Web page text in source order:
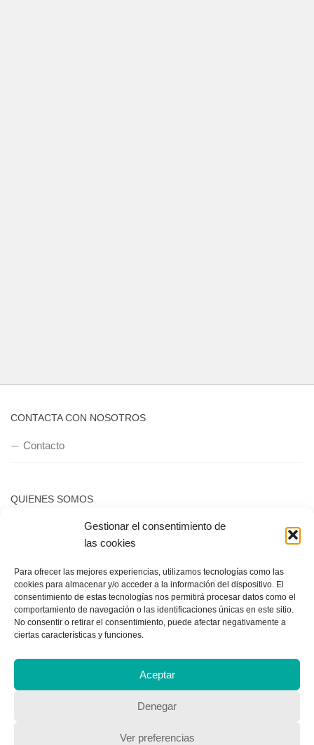
Gestionar el consentimiento de
las cookies
Para ofrecer las mejores experiencias, utilizamos tecnologías como las
cookies para almacenar y/o acceder a la información del dispositivo. El
consentimiento de estas tecnologías nos permitirá procesar datos como el
comportamiento de navegación o las identificaciones únicas en este sitio.
No consentir o retirar el consentimiento, puede afectar negativamente a
ciertas características y funciones.
Aceptar
Denegar
Ver preferencias
CONTACTA CON NOSOTROS
Contacto
QUIENES SOMOS
Quienes somos
POLÍTICA DE PRIVACIDAD
Política de privacidad